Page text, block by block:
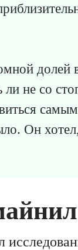
долей
не со
Он хотел,